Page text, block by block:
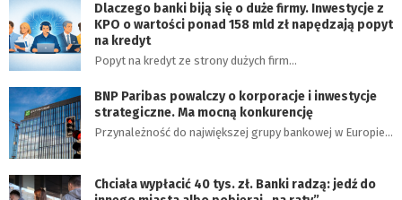
Dlaczego banki biją się o duże firmy. Inwestycje z
KPO o wartości ponad 158 mld zł napędzają popyt
na kredyt
Popyt na kredyt ze strony dużych firm…
BNP Paribas powalczy o korporacje i inwestycje
strategiczne. Ma mocną konkurencję
Przynależność do największej grupy bankowej w Europie…
Chciała wypłacić 40 tys. zł. Banki radzą: jedź do